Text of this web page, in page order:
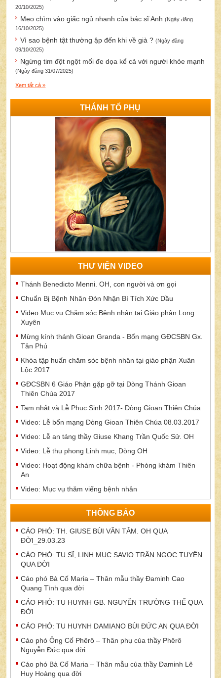
20/10/2025)
Mẹo chìm vào giấc ngủ nhanh của bác sĩ Anh(Ngày đăng
16/10/2025)
Vì sao bệnh tật thường ập đến khi về già ?(Ngày đăng
09/10/2025)
Ngừng tim đột ngột mối đe dọa kể cả với người khỏe mạnh
(Ngày đăng 31/07/2025)
Xem tất cả »
THÁNH TỔ PHỤ
THƯ VIỆN VIDEO
Thánh Benedicto Menni. OH, con người và ơn gọi
Chuẩn Bị Bệnh Nhân Đón Nhận Bí Tích Xức Dầu
Video Mục vụ Chăm sóc Bệnh nhân tại Giáo phận Long
Xuyên
Mừng kính thánh Gioan Granda - Bổn mạng GĐCSBN Gx.
Tân Phú
Khóa tập huấn chăm sóc bệnh nhân tại giáo phận Xuân
Lộc 2017
GĐCSBN 6 Giáo Phận gặp gỡ tại Dòng Thánh Gioan
Thiên Chúa 2017
Tam nhật và Lễ Phục Sinh 2017- Dòng Gioan Thiên Chúa
Video: Lễ bổn mạng Dòng Gioan Thiên Chúa 08.03.2017
Video: Lễ an táng thầy Giuse Khang Trần Quốc Sử. OH
Video: Lễ thụ phong Linh mục, Dòng OH
Video: Hoạt động khám chữa bệnh - Phòng khám Thiên
An
Video: Mục vụ thăm viếng bệnh nhân
THÔNG BÁO
CÁO PHÓ: TH. GIUSE BÙI VĂN TÂM. OH QUA
ĐỜI_29.03.23
CÁO PHÓ: TU SĨ, LINH MỤC SAVIO TRẦN NGỌC TUYÊN
QUA ĐỜI
Cáo phó Bà Cố Maria – Thân mẫu thầy Đaminh Cao
Quang Tình qua đời
CÁO PHÓ: TU HUYNH GB. NGUYỄN TRƯỜNG THẾ QUA
ĐỜI
CÁO PHÓ: TU HUYNH DAMIANO BÙI ĐỨC AN QUA ĐỜI
Cáo phó Ông Cố Phêrô – Thân phụ của thầy Phêrô
Nguyễn Đức qua đời
Cáo phó Bà Cố Maria – Thân mẫu của thầy Đaminh Lê
Huy Hoàng qua đời